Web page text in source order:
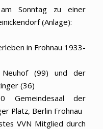
Sonntag zu einer
(Anlage):
in Frohnau 1933-
(99) und der
(36)
Gemeindesaal der
Platz, Berlin Frohnau
VVN Mitglied durch